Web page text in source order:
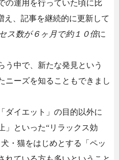
の運用を行っていた頃に比
え、記事を継続的に更新して
ス数が６ヶ月で約１０倍に
う中で、新たな発見という
ニーズを知ることもできまし
ダイエット」の目的以外に
」といった“リラックス効
・猫をはじめとする「ペッ